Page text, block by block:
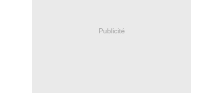
Publicité